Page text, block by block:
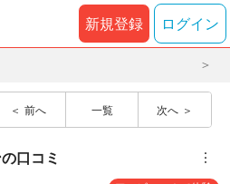
新規登録 ログイン
前へ 一覧 次へ
の口コミ ︙